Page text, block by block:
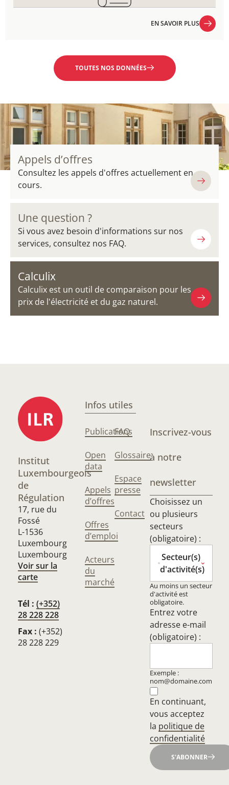
EN SAVOIR PLUS
TOUTES NOS DONNÉES
Appels d’offres
Consultez les appels d'offres actuellement en
cours.
Une question ?
Si vous avez besoin d'informations sur nos
services, consultez nos FAQ.
Calculix
Calculix est un outil de comparaison pour les
prix de l'électricité et du gaz naturel.
Institut
Luxembourgeois
de
Régulation
17, rue du
Fossé
L-1536
Luxembourg
Luxembourg
Voir sur la
carte
Tél : (+352)
28 228 228
Fax : (+352)
28 228 229
Infos utiles
Publications
Open
data
Appels
d’offres
Offres
d’emploi
Acteurs
du
marché
FAQ
Glossaire
Espace
presse
Contact
Inscrivez-vous
à notre
newsletter
Choisissez un
ou plusieurs
secteurs
(obligatoire) :
Secteur(s)
d'activité(s)
Au moins un secteur
d'activité est
obligatoire.
Entrez votre
adresse e-mail
(obligatoire) :
Exemple :
nom@domaine.com
En continuant,
vous acceptez
la politique de
confidentialité
S'ABONNER